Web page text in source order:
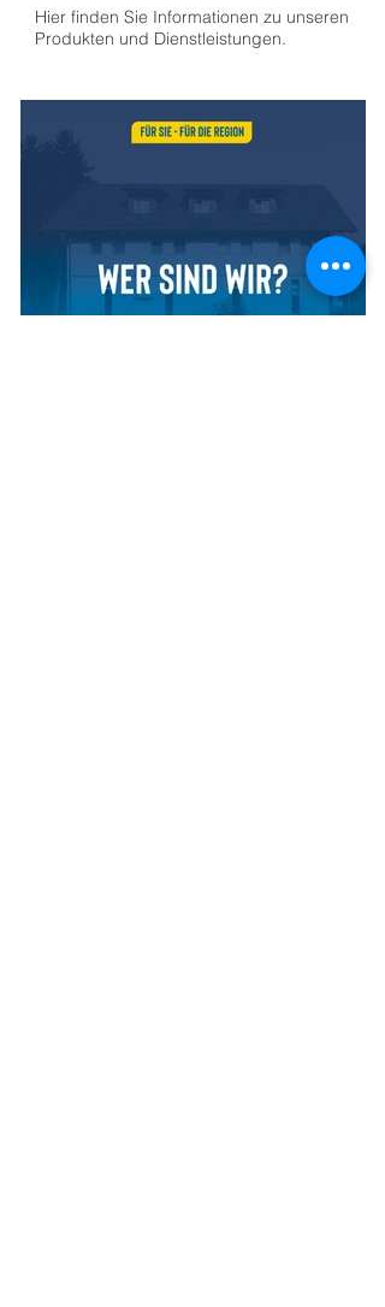
Hier finden Sie Informationen zu unseren
Produkten und Dienstleistungen.